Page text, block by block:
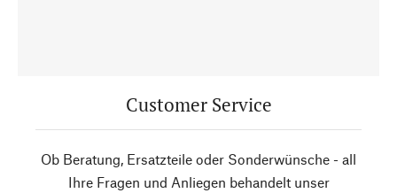
Customer Service
Ob Beratung, Ersatzteile oder Sonderwünsche - all
Ihre Fragen und Anliegen behandelt unser